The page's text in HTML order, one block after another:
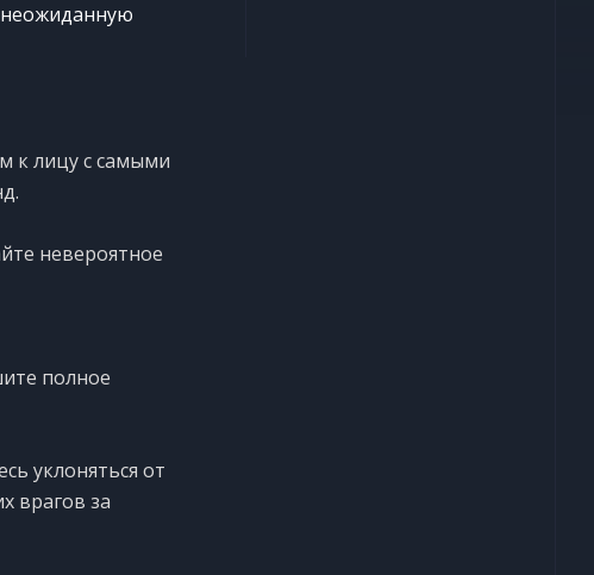
неожиданную
к лицу с самыми
невероятное
полное
уклоняться от
врагов за